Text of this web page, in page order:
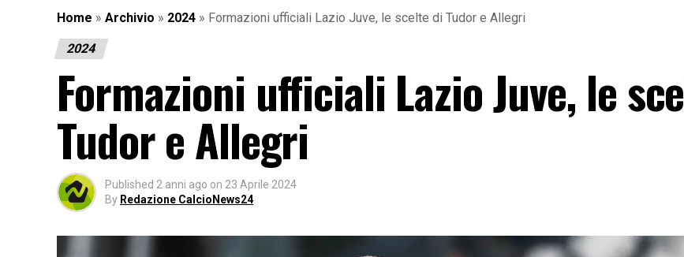
Home » Archivio » 2024 » Formazioni ufficiali Lazio Juve, le scelte di Tudor e Allegri
2024
Formazioni ufficiali Lazio Juve, le
Tudor e Allegri
Published 2 anni ago on 23 Aprile 2024
By Redazione CalcioNews24